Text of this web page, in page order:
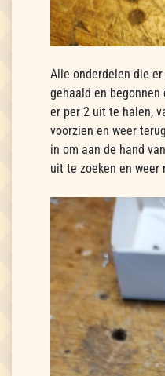
Alle onderdelen die
gehaald en
er per 2 uit te halen,
voorzien en weer
in om aan de hand
uit te zoeken en